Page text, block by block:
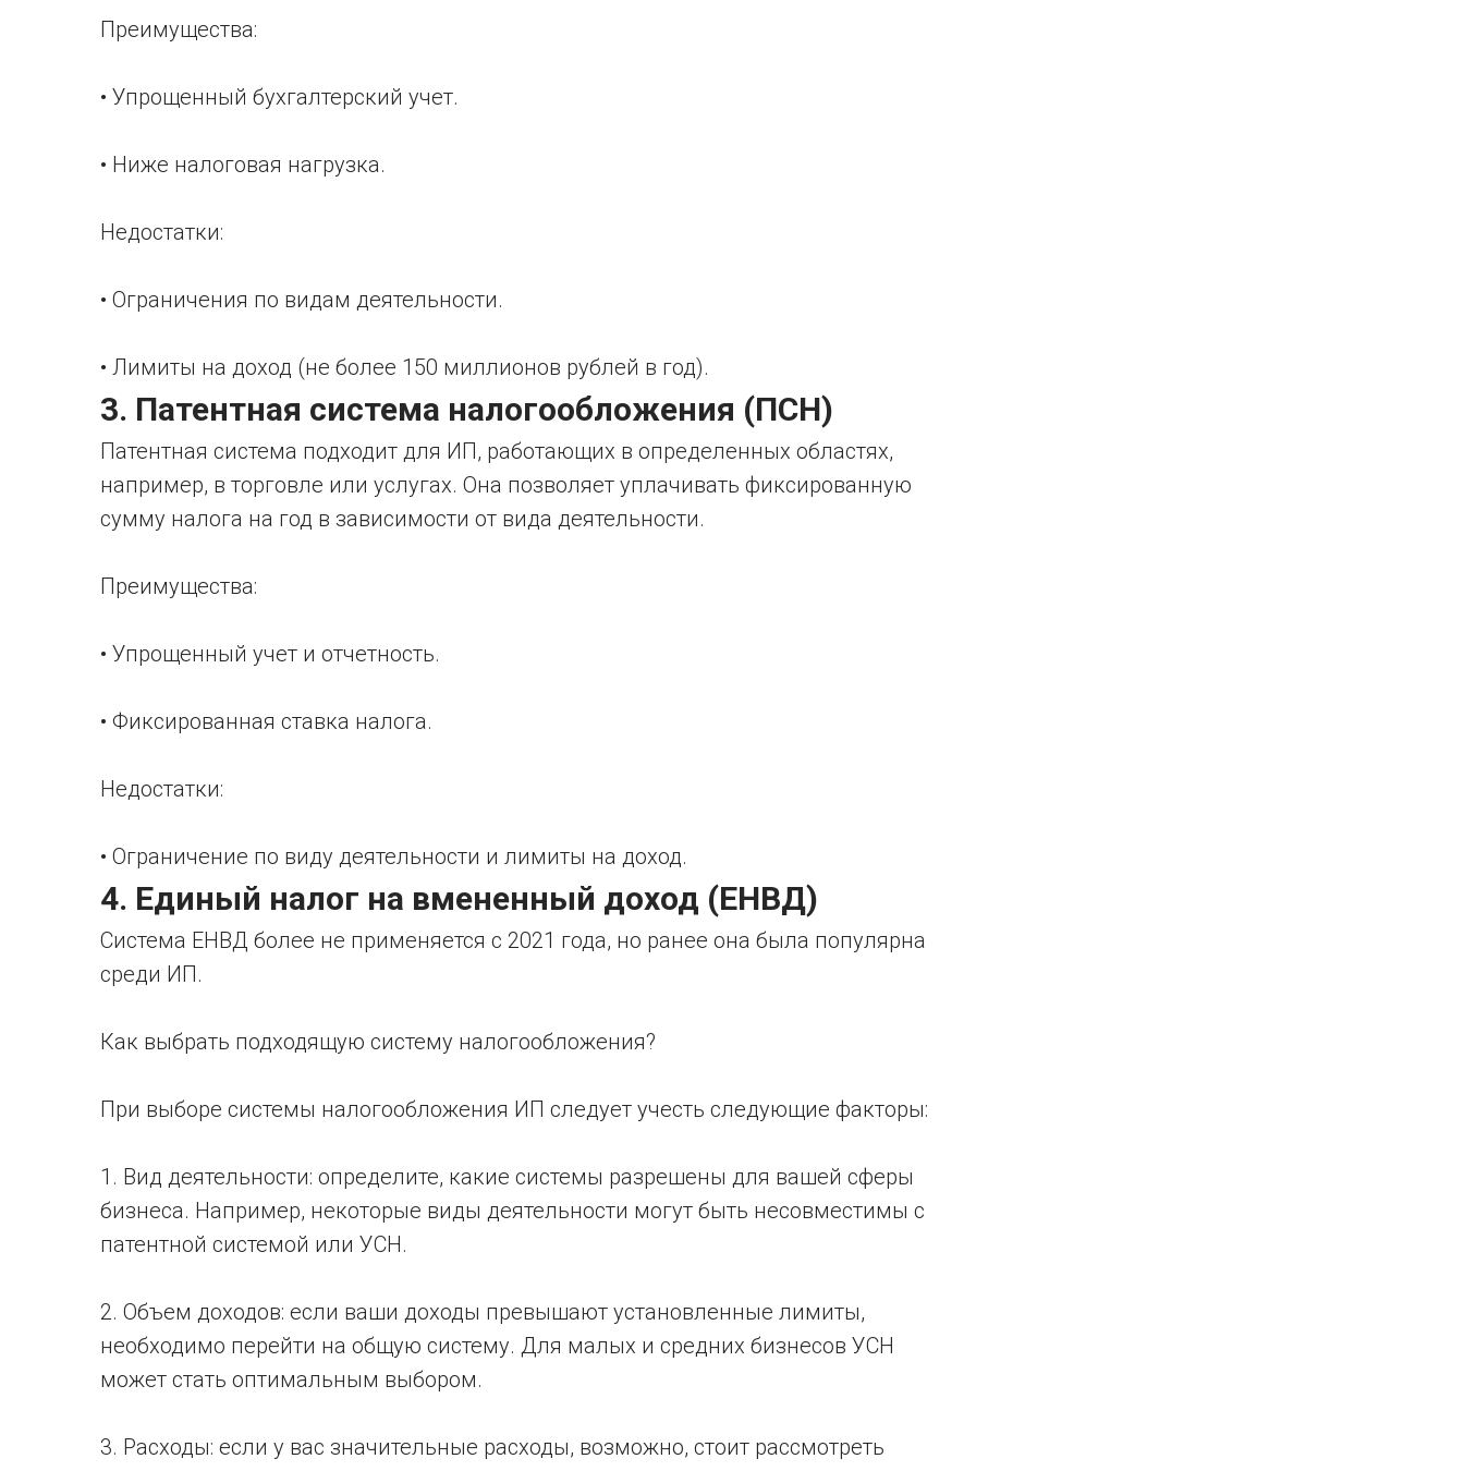
Преимущества:
• Упрощенный бухгалтерский учет.
• Ниже налоговая нагрузка.
Недостатки:
• Ограничения по видам деятельности.
• Лимиты на доход (не более 150 миллионов рублей в год).
3. Патентная система налогообложения (ПСН)
Патентная система подходит для ИП, работающих в определенных областях,
например, в торговле или услугах. Она позволяет уплачивать фиксированную
сумму налога на год в зависимости от вида деятельности.
Преимущества:
• Упрощенный учет и отчетность.
• Фиксированная ставка налога.
Недостатки:
• Ограничение по виду деятельности и лимиты на доход.
4. Единый налог на вмененный доход (ЕНВД)
Система ЕНВД более не применяется с 2021 года, но ранее она была популярна
среди ИП.
Как выбрать подходящую систему налогообложения?
При выборе системы налогообложения ИП следует учесть следующие факторы:
1. Вид деятельности: определите, какие системы разрешены для вашей сферы
бизнеса. Например, некоторые виды деятельности могут быть несовместимы с
патентной системой или УСН.
2. Объем доходов: если ваши доходы превышают установленные лимиты,
необходимо перейти на общую систему. Для малых и средних бизнесов УСН
может стать оптимальным выбором.
3. Расходы: если у вас значительные расходы, возможно, стоит рассмотреть